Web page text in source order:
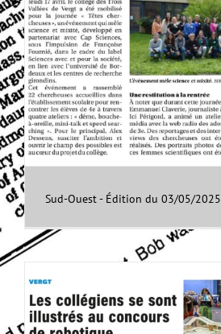
Sud-Ouest - Édition du 03/05/2025